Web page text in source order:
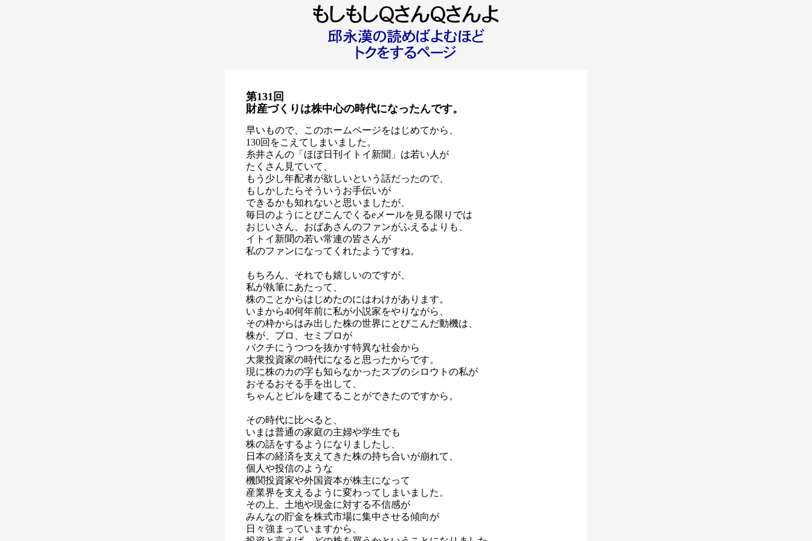
第131回
財産づくりは株中心の時代になったんです。
早いもので、このホームページをはじめてから、
130回をこえてしまいました。
糸井さんの「ほぼ日刊イトイ新聞」は若い人が
たくさん見ていて、
もう少し年配者が欲しいという話だったので、
もしかしたらそういうお手伝いが
できるかも知れないと思いましたが、
毎日のようにとびこんでくるeメールを見る限りでは
おじいさん、おばあさんのファンがふえるよりも、
イトイ新聞の若い常連の皆さんが
私のファンになってくれたようですね。
もちろん、それでも嬉しいのですが、
私が執筆にあたって、
株のことからはじめたのにはわけがあります。
いまから40何年前に私が小説家をやりながら、
その枠からはみ出した株の世界にとびこんだ動機は、
株が、プロ、セミプロが
バクチにうつつを抜かす特異な社会から
大衆投資家の時代になると思ったからです。
現に株のカの字も知らなかったスブのシロウトの私が
おそるおそる手を出して、
ちゃんとビルを建てることができたのですから。
その時代に比べると、
いまは普通の家庭の主婦や学生でも
株の話をするようになりましたし、
日本の経済を支えてきた株の持ち合いが崩れて、
個人や投信のような
機関投資家や外国資本が株主になって
産業界を支えるように変わってしまいました。
その上、土地や現金に対する不信感が
みんなの貯金を株式市場に集中させる傾向が
日々強まっていますから、